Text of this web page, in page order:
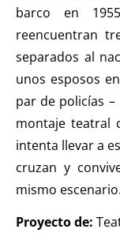
barco en
reencuentran
separados al
unos esposos
par de policías
montaje teatral
intenta llevar a
cruzan y
mismo escenario.
Proyecto de: